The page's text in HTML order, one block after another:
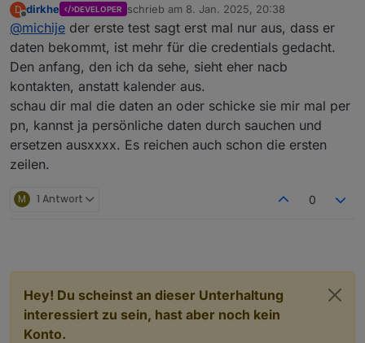
caldav.icloud.com/published/XXX) über
"Herunterladen" einzubinden. Der Test gibt auch
"success" zurück, wenn ich die Daten abrufe
bekomme ich jedoch folgenden Fehler im Log:
not read calendar Event: ParserError: invalid line (no
token ";" or ":") "[PLZ] [ORT]"
Weiß jemand, woran das liegt? Im iCal Adapter
funktioniert alles problemlos.
D
Offline
dirkhe DEVELOPER schrieb am 8. Jan. 2025, 20:38
zuletzt editiert von
@michije der erste test sagt erst mal nur aus, dass er
daten bekommt, ist mehr für die credentials gedacht.
Den anfang, den ich da sehe, sieht eher nacb
kontakten, anstatt kalender aus.
schau dir mal die daten an oder schicke sie mir mal per
pn, kannst ja persönliche daten durch sauchen und
ersetzen ausxxxx. Es reichen auch schon die ersten
zeilen.
M 1 Antwort 0
Hey! Du scheinst an dieser Unterhaltung
interessiert zu sein, hast aber noch kein
Konto.